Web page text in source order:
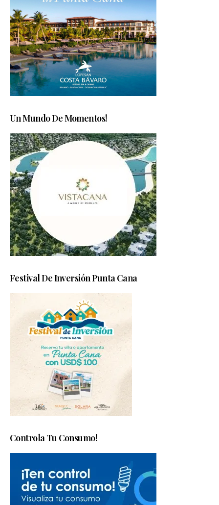
Un Mundo De Momentos!
Festival De Inversión Punta Cana
Controla Tu Consumo!